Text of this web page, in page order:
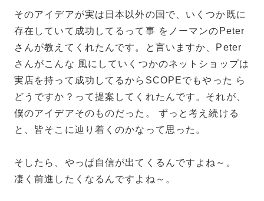
そのアイデアが実は日本以外の国で、いくつか既に
存在していて成功してるって事 をノーマンのPeter
さんが教えてくれたんです。と言いますか、Peter
さんがこんな 風にしていくつかのネットショップは
実店を持って成功してるからSCOPEでもやった ら
どうですか？って提案してくれたんです。それが、
僕のアイデアそのものだった。 ずっと考え続ける
と、皆そこに辿り着くのかなって思った。
そしたら、やっぱ自信が出てくるんですよね～。
凄く前進したくなるんですよね～。